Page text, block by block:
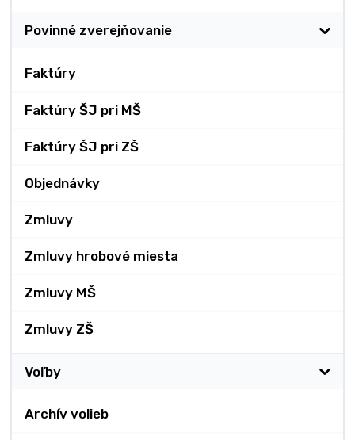
Povinné zverejňovanie
Faktúry
Faktúry ŠJ pri MŠ
Faktúry ŠJ pri ZŠ
Objednávky
Zmluvy
Zmluvy hrobové miesta
Zmluvy MŠ
Zmluvy ZŠ
Voľby
Archív volieb